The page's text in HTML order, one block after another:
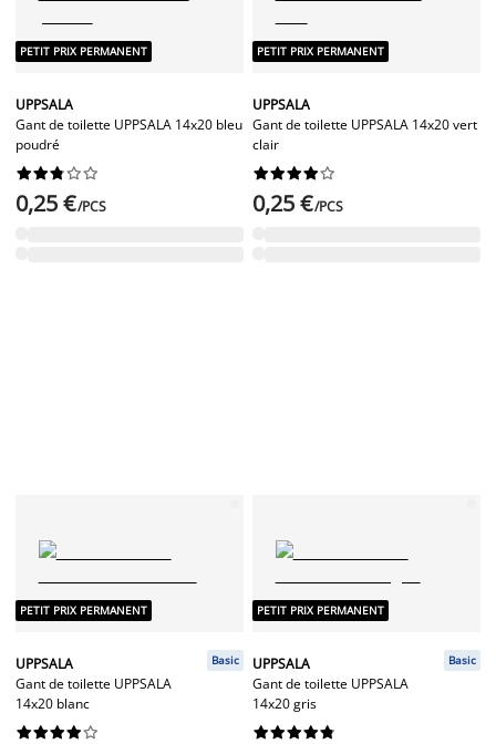
PETIT PRIX PERMANENT
UPPSALA
Gant de toilette UPPSALA 14x20 bleu
poudré






0,25 €/PCS
PETIT PRIX PERMANENT
UPPSALA
Gant de toilette UPPSALA 14x20 vert
clair






0,25 €/PCS
PETIT PRIX PERMANENT
UPPSALA
Gant de toilette UPPSALA
14x20 blanc
Basic






PETIT PRIX PERMANENT
UPPSALA
Gant de toilette UPPSALA
14x20 gris
Basic





